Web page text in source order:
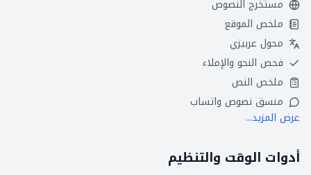
مستخرج النصوص
ملخص الموقع
محول عربيزي
فحص النحو والإملاء
ملخص النص
منسق نصوص واتساب
عرض المزيد...
أدوات الوقت والتنظيم